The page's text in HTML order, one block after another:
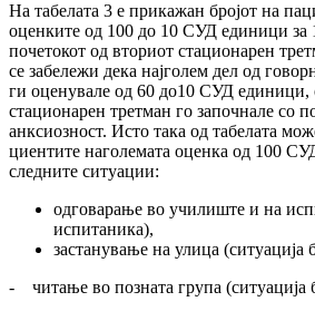
На табелата 3 е прикажан бројот на
оценките од 100 до 10 СУД единици за
по­че­то­кот од вториот стационарен
се забележи дека најголем дел од
ги оце­нувале од 60 до10 СУД единици,
стационарен третман го започнале со
анксиозност. Исто та­ка од табелата
циентите наголемата оценка од 100
следните ситуации:
одговарање во училиште и на
испитаника),
застанување на улица
- читање во позната група (ситуација